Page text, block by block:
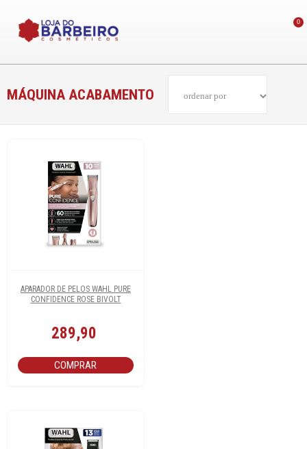
0
MÁQUINA ACABAMENTO
APARADOR DE PELOS WAHL PURE
CONFIDENCE ROSE BIVOLT
289,90
COMPRAR